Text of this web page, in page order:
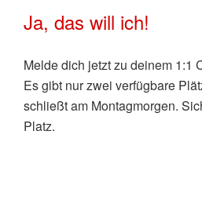
Ja, das will ich!
Melde dich jetzt zu deinem 1:1
Es gibt nur zwei verfügbare
schließt am Montagmorgen.
Platz.